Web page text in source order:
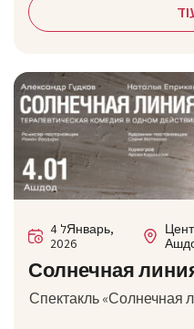
4 לЯнварь,
2026
Солнечная
Спектакль «Солнечная